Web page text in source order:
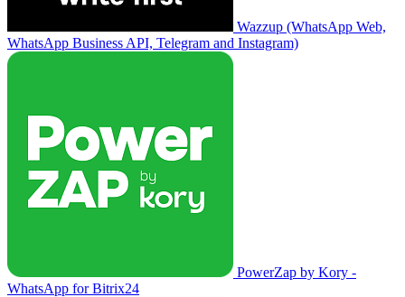
Wazzup (WhatsApp Web,
WhatsApp Business API, Telegram and Instagram)
PowerZap by Kory -
WhatsApp for Bitrix24